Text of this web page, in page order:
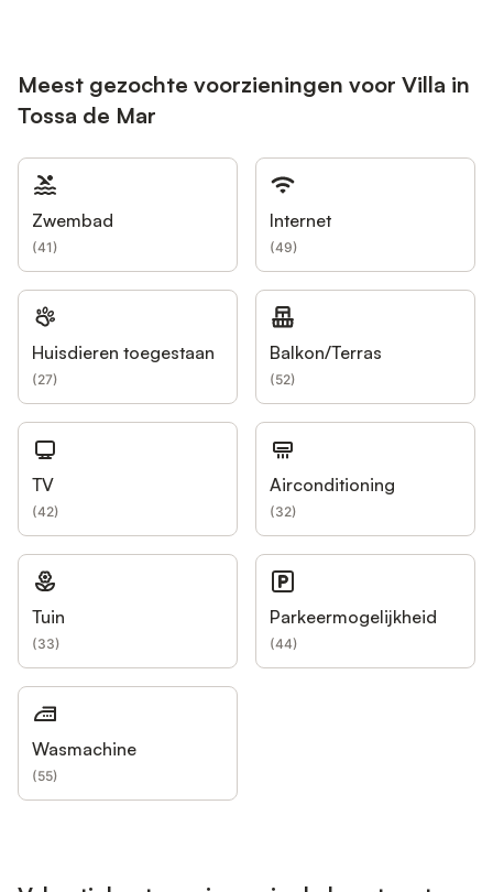
Meest gezochte voorzieningen voor Villa in
Tossa de Mar
Zwembad
(41)
Internet
(49)
Huisdieren toegestaan
(27)
Balkon/Terras
(52)
TV
(42)
Airconditioning
(32)
Tuin
(33)
Parkeermogelijkheid
(44)
Wasmachine
(55)